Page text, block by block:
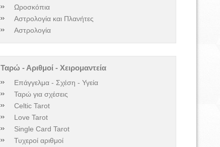
Ωροσκόπια
Αστρολογία και Πλανήτες
Αστρολογία
Ταρώ - Αριθμοί - Χειρομαντεία
Επάγγελμα - Σχέση - Υγεία
Ταρώ για σχέσεις
Celtic Tarot
Love Tarot
Single Card Tarot
Τυχεροί αριθμοί